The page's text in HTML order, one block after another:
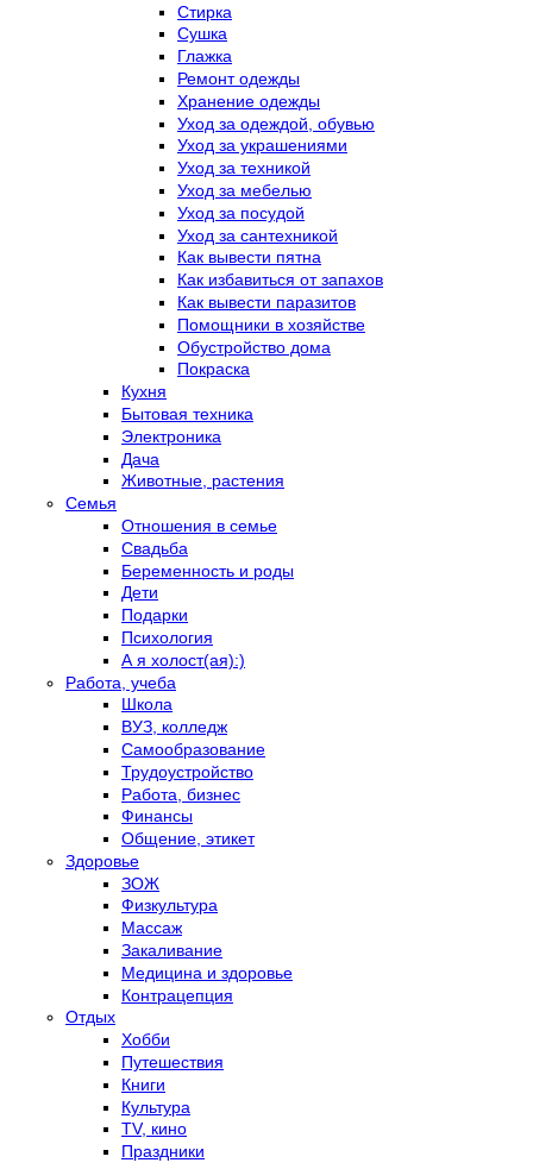
Стирка
Сушка
Глажка
Ремонт одежды
Хранение одежды
Уход за одеждой, обувью
Уход за украшениями
Уход за техникой
Уход за мебелью
Уход за посудой
Уход за сантехникой
Как вывести пятна
Как избавиться от запахов
Как вывести паразитов
Помощники в хозяйстве
Обустройство дома
Покраска
Кухня
Бытовая техника
Электроника
Дача
Животные, растения
Семья
Отношения в семье
Свадьба
Беременность и роды
Дети
Подарки
Психология
А я холост(ая):)
Работа, учеба
Школа
ВУЗ, колледж
Самообразование
Трудоустройство
Работа, бизнес
Финансы
Общение, этикет
Здоровье
ЗОЖ
Физкультура
Массаж
Закаливание
Медицина и здоровье
Контрацепция
Отдых
Хобби
Путешествия
Книги
Культура
TV, кино
Праздники